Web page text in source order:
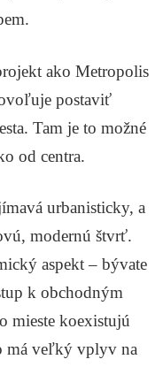
ako Metropolis
postaviť
Tam je to možné
od centra.
urbanisticky, a
modernú štvrť.
aspekt – bývate
k obchodným
mieste koexistujú
má veľký vplyv na